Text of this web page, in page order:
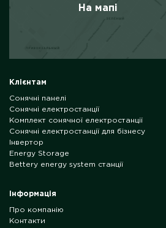
На мапі
Клієнтам
Сонячні панелі
Сонячні електростанції
Комплект сонячної електростанції
Сонячні електростанції для бізнесу
Інвертор
Energy Storage
Bettery energy system станції
Інформація
Про компанію
Контакти